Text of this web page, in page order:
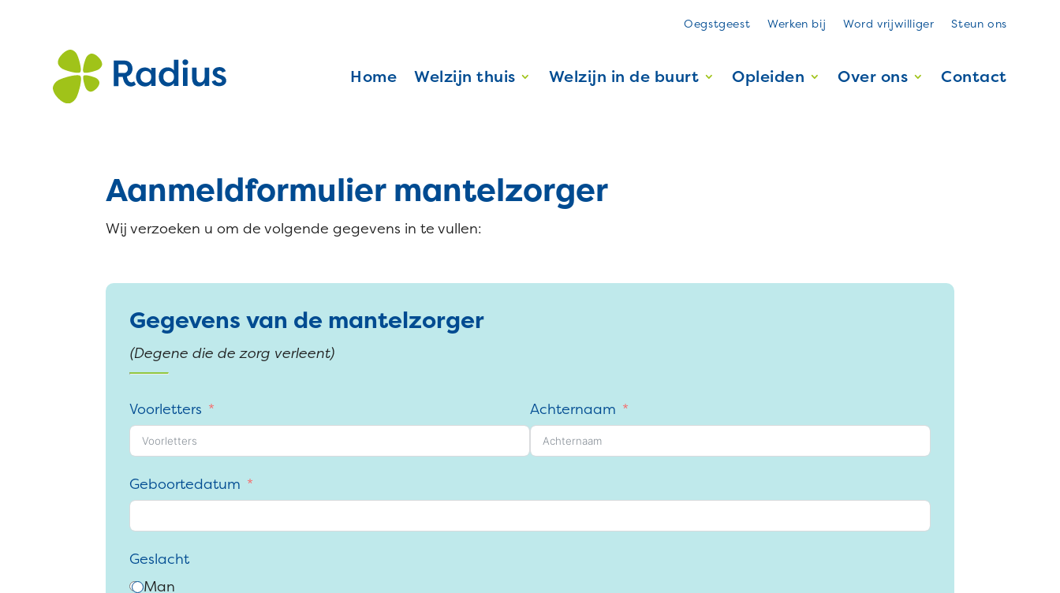
Oegstgeest Werken bij Word vrijwilliger Steun ons
Home Welzijn thuis Welzijn in de buurt Opleiden Over ons Contact
Aanmeldformulier mantelzorger
Wij verzoeken u om de volgende gegevens in te vullen:
Gegevens van de mantelzorger
(Degene die de zorg verleent)
Voorletters Achternaam
Geboortedatum
Geslacht
Man